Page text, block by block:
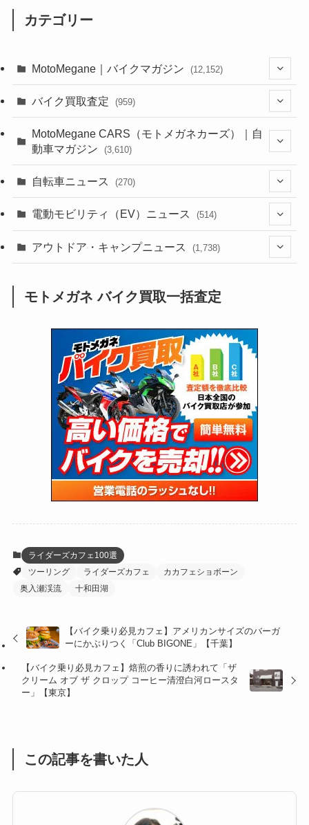
カテゴリー
MotoMegane｜バイクマガジン (12,152)
(44)
(640)
(118)
(60)
(31)
(51)
(34)
(5)
(12)
(65)
(109)
(252)
(38)
(24)
(16)
(25)
(24)
(47)
(15)
(5)
(249)
(64)
(16)
(62)
(4)
(6)
(17)
(5)
(27)
(306)
(6,965)
(2,474)
(249)
(1,226)
(12)
(131)
(38)
(131)
(167)
(85)
(21)
(61)
(171)
(98)
(13)
(60)
(274)
(171)
(38)
(47)
(59)
(41)
(47)
(1)
(66)
(16)
(141)
(255)
(204)
(1,145)
(166)
(23)
(33)
(34)
(35)
(41)
(415)
(16)
バイク買取査定 (959)
(352)
MotoMegane CARS（モトメガネカーズ）｜自
動車マガジン
(3,610)
(188)
(137)
(75)
(2,744)
(126)
(170)
自転車ニュース (270)
(54)
(211)
電動モビリティ（EV）ニュース (514)
(132)
(171)
(118)
(27)
アウトドア・キャンプニュース (1,738)
(1,605)
(147)
(13)
(19)
(12)
(16)
(4)
(16)
(1)
モトメガネ バイク買取一括査定
ライダーズカフェ100選
ツーリング
ライダーズカフェ
カカフェショボーン
奥入瀬渓流
十和田湖
【バイク乗り必見カフェ】アメリカンサイズのバーガ
ーにかぶりつく「Club BIGONE」【千葉】
【バイク乗り必見カフェ】焙煎の香りに誘われて「ザ
クリーム オブ ザ クロップ コーヒー清澄白河ロースタ
ー」【東京】
この記事を書いた人